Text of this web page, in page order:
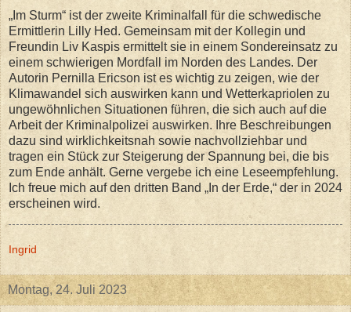
„Im Sturm“ ist der zweite Kriminalfall für die schwedische
Ermittlerin Lilly Hed. Gemeinsam mit der Kollegin und
Freundin Liv Kaspis ermittelt sie in einem Sondereinsatz zu
einem schwierigen Mordfall im Norden des Landes. Der
Autorin Pernilla Ericson ist es wichtig zu zeigen, wie der
Klimawandel sich auswirken kann und Wetterkapriolen zu
ungewöhnlichen Situationen führen, die sich auch auf die
Arbeit der Kriminalpolizei auswirken. Ihre Beschreibungen
dazu sind wirklichkeitsnah sowie nachvollziehbar und
tragen ein Stück zur Steigerung der Spannung bei, die bis
zum Ende anhält. Gerne vergebe ich eine Leseempfehlung.
Ich freue mich auf den dritten Band „In der Erde,“ der in 2024
erscheinen wird.
Ingrid
Montag, 24. Juli 2023